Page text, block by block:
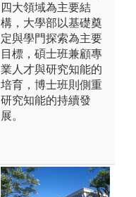
四大領域為主要結
構，大學部以基礎奠
定與學門探索為主要
目標，碩士班兼顧專
業人才與研究知能的
培育，博士班則側重
研究知能的持續發
展。